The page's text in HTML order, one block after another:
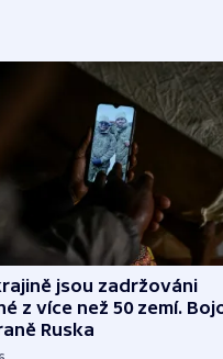
jsou zadržováni
z více než 50 zemí.
Ruska